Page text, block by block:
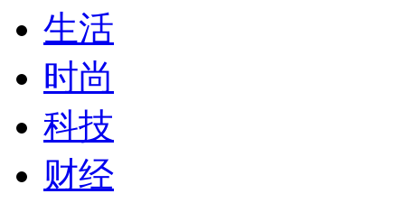
生活
时尚
科技
财经